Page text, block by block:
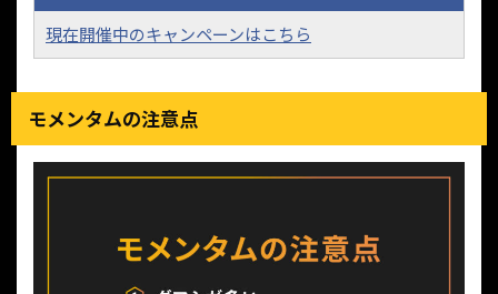
現在開催中のキャンペーンはこちら
モメンタムの注意点